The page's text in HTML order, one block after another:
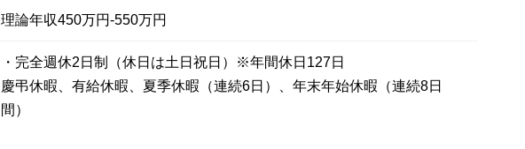
理論年収450万円-550万円
・完全週休2日制（休日は土日祝日）※年間休日127日
慶弔休暇、有給休暇、夏季休暇（連続6日）、年末年始休暇（連続8日
間）